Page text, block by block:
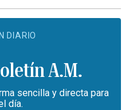
DIARIO
A.M.
sencilla y directa para
día.